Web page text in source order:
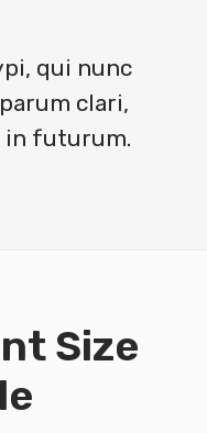
qui nunc
clari,
in futurum.
Size